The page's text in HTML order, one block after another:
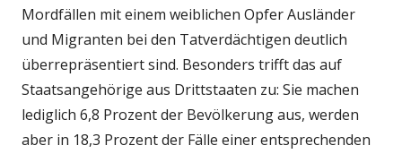
Mordfällen mit einem weiblichen Opfer Ausländer
und Migranten bei den Tatverdächtigen deutlich
überrepräsentiert sind. Besonders trifft das auf
Staatsangehörige aus Drittstaaten zu: Sie machen
lediglich 6,8 Prozent der Bevölkerung aus, werden
aber in 18,3 Prozent der Fälle einer entsprechenden